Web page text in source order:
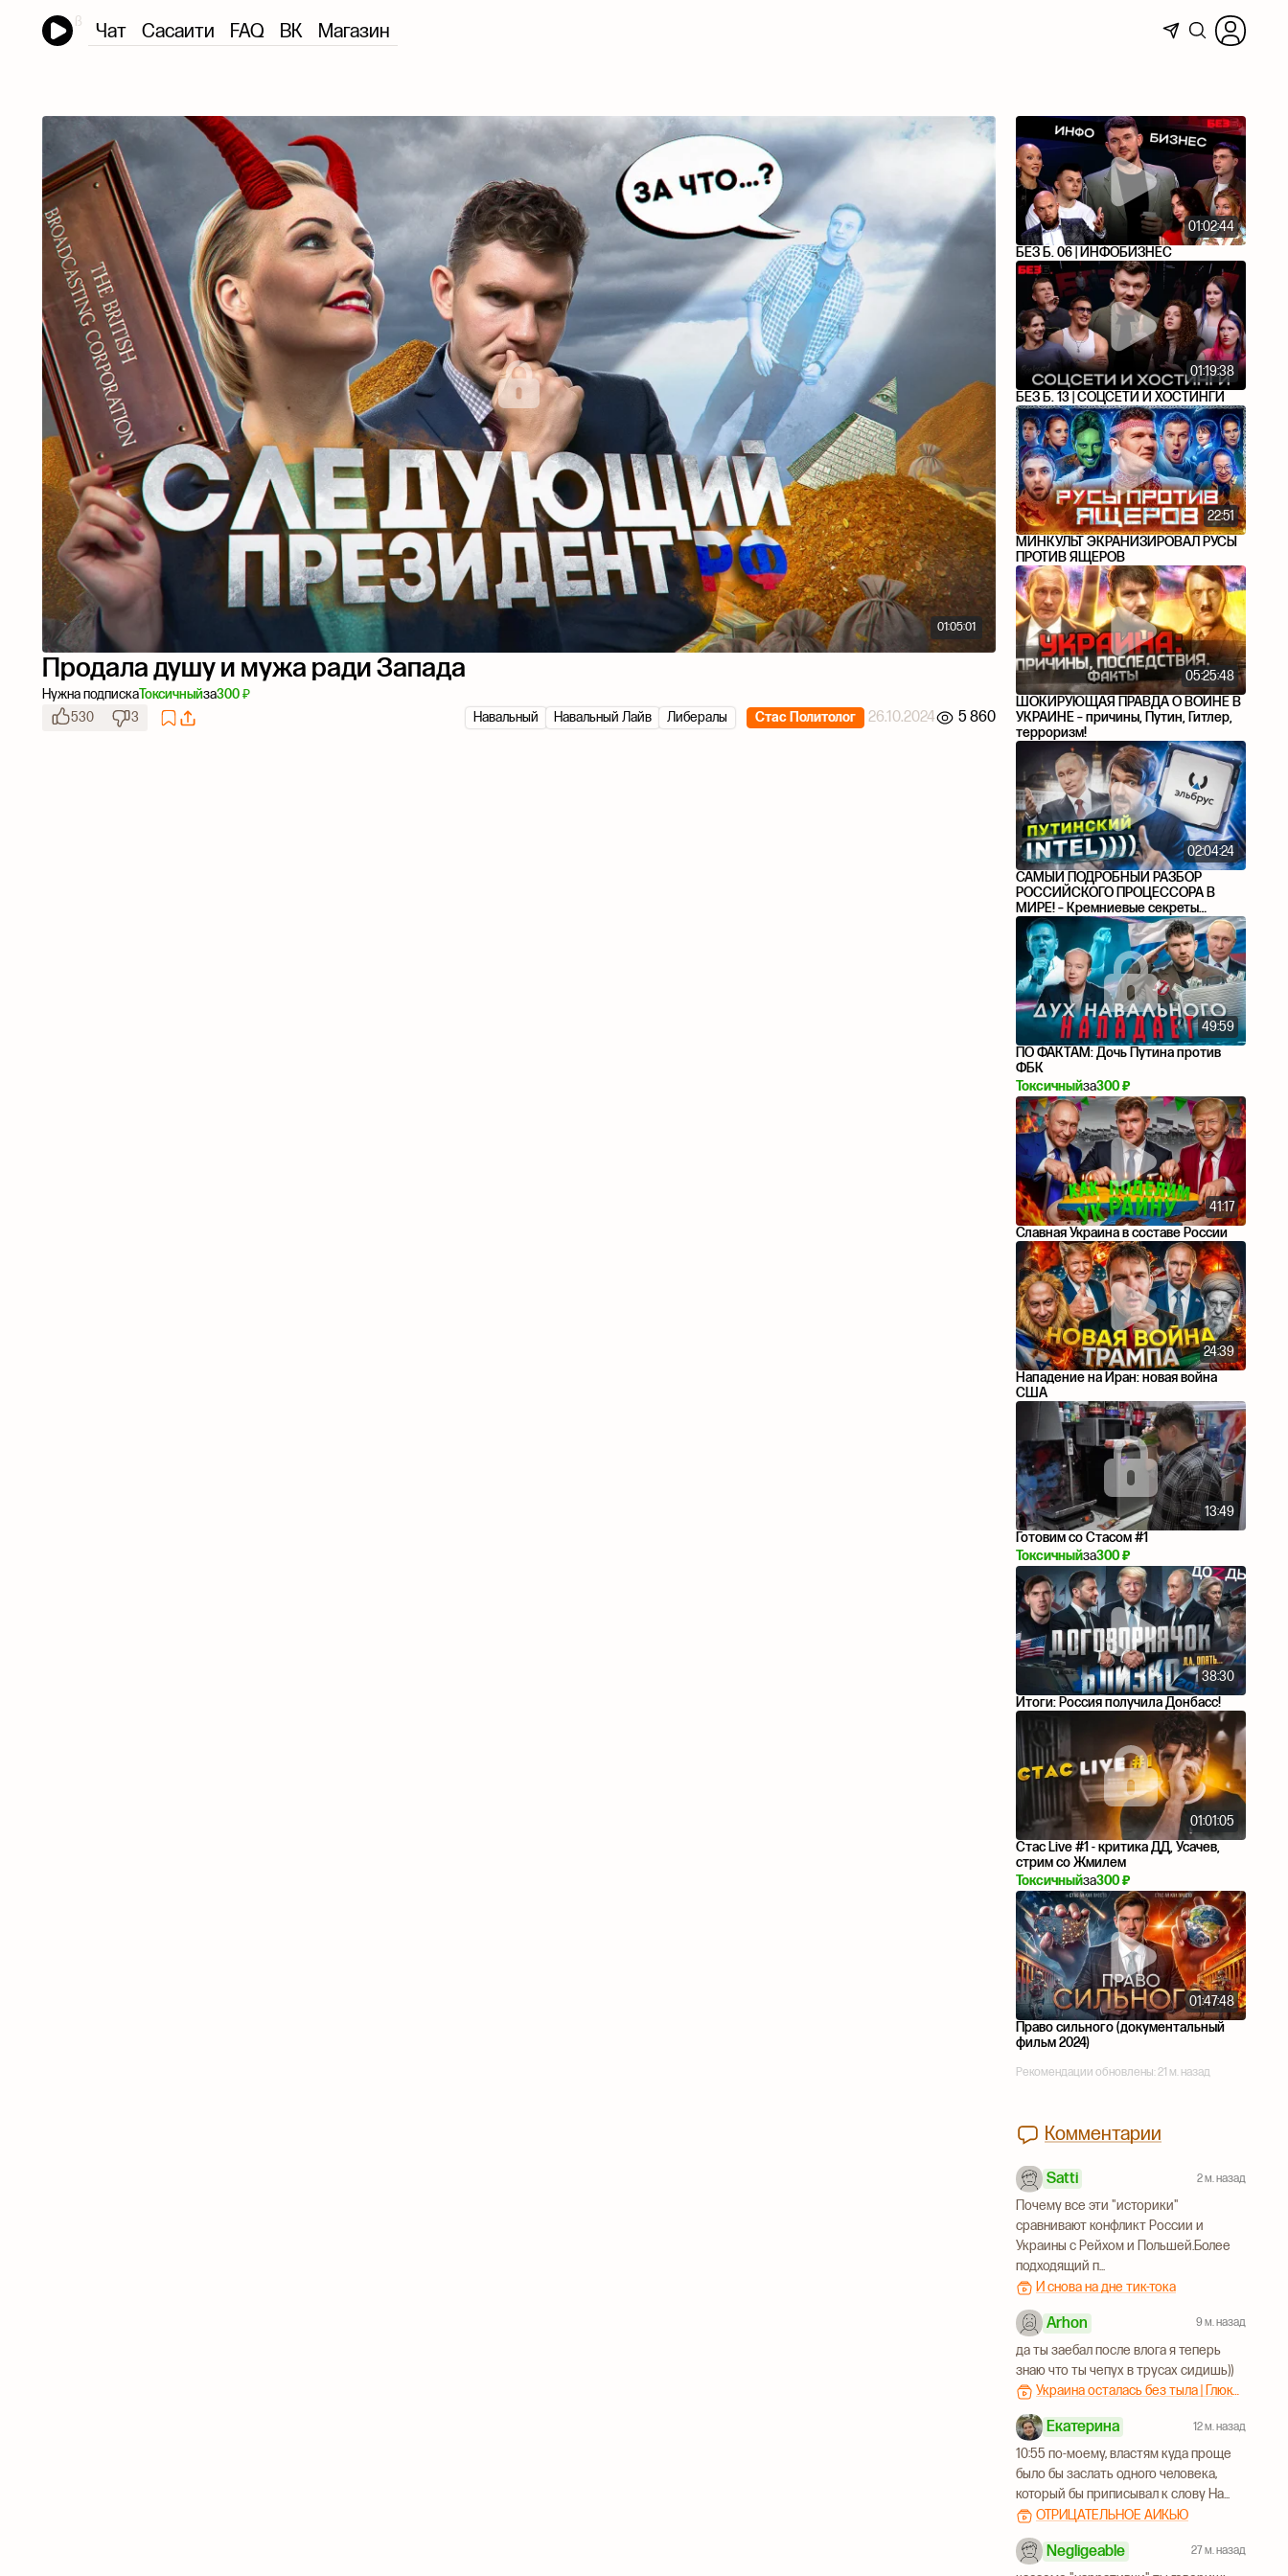
Чат Сасаити FAQ ВК Магазин
01:05:01
Продала душу и мужа ради Запада
Нужна подпискаТоксичныйза300 ₽
530
3 Стас Политолог 26.10.2024 5 860
Навальный Навальный Лайв Либералы
01:02:44
БЕЗ Б. 06 | ИНФОБИЗНЕС
01:19:38
БЕЗ Б. 13 | СОЦСЕТИ И ХОСТИНГИ
22:51
МИНКУЛЬТ ЭКРАНИЗИРОВАЛ РУСЫ
ПРОТИВ ЯЩЕРОВ
05:25:48
ШОКИРУЮЩАЯ ПРАВДА О ВОЙНЕ В
УКРАИНЕ – причины, Путин, Гитлер,
терроризм!
02:04:24
САМЫЙ ПОДРОБНЫЙ РАЗБОР
РОССИЙСКОГО ПРОЦЕССОРА В
МИРЕ! – Кремниевые секреты
Эльбруса!
49:59
ПО ФАКТАМ: Дочь Путина против
ФБК
Токсичныйза300 ₽
41:17
Славная Украина в составе России
24:39
Нападение на Иран: новая война
США
13:49
Готовим со Стасом #1
Токсичныйза300 ₽
38:30
Итоги: Россия получила Донбасс!
01:01:05
Стас Live #1 - критика ДД, Усачев,
стрим со Жмилем
Токсичныйза300 ₽
01:47:48
Право сильного (документальный
фильм 2024)
Рекомендации обновлены:21 м. назад
Комментарии
Satti 2 м. назад
Почему все эти "историки"
сравнивают конфликт России и
Украины с Рейхом и Польшей.Более
подходящий п...
И снова на дне тик-тока
Arhon 9 м. назад
да ты заебал после влога я теперь
знаю что ты чепух в трусах сидишь))
Украина осталась без тыла | Глюкометры могут исчезнуть | Франция в кризисе | Ты это видел? | 6 августа
Екатерина 12 м. назад
10:55 по-моему, властям куда проще
было бы заслать одного человека,
который бы приписывал к слову На...
ОТРИЦАТЕЛЬНОЕ АЙКЬЮ
Negligeable 27 м. назад